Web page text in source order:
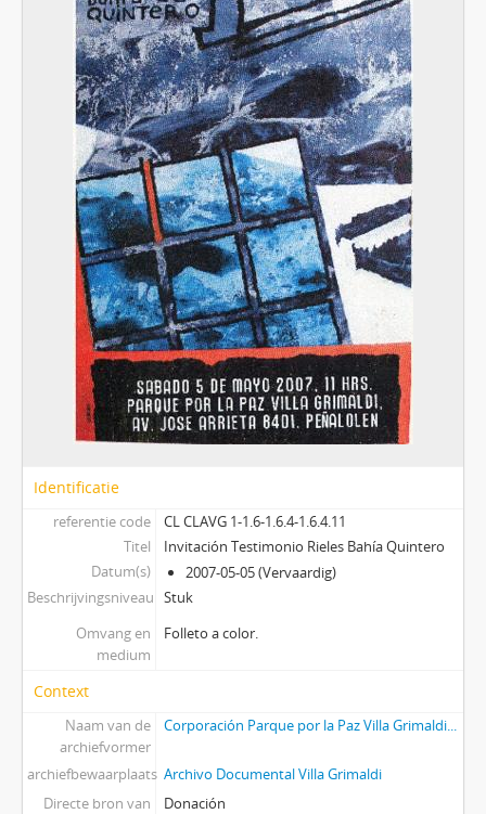
Identificatie
referentie code
CL CLAVG 1-1.6-1.6.4-1.6.4.11
Titel
Invitación Testimonio Rieles Bahía Quintero
Datum(s)
2007-05-05 (Vervaardig)
Beschrijvingsniveau Stuk
Omvang en
medium
Folleto a color.
Context
Naam van de
archiefvormer
Corporación Parque por la Paz Villa Grimaldi...
archiefbewaarplaats Archivo Documental Villa Grimaldi
Directe bron van
Donación